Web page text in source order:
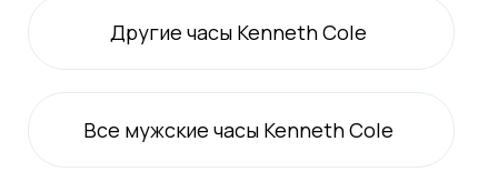
Другие часы Kenneth Cole
Все мужские часы Kenneth Cole